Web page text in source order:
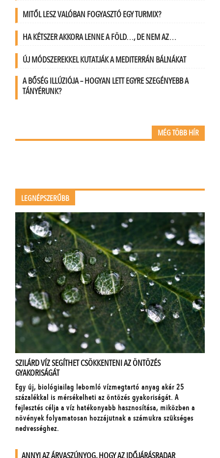
MITŐL LESZ VALÓBAN FOGYASZTÓ EGY TURMIX?
HA KÉTSZER AKKORA LENNE A FÖLD…, DE NEM AZ…
ÚJ MÓDSZEREKKEL KUTATJÁK A MEDITERRÁN BÁLNÁKAT
A BŐSÉG ILLÚZIÓJA – HOGYAN LETT EGYRE SZEGÉNYEBB A
TÁNYÉRUNK?
MÉG TÖBB HÍR
LEGNÉPSZERŰBB